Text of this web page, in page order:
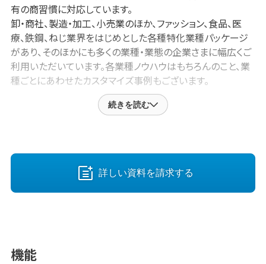
有の商習慣に対応しています。
卸・商社、製造・加⼯、⼩売業のほか、ファッション、⾷品、医
療、鉄鋼、ねじ業界をはじめとした各種特化業種パッケージ
があり、そのほかにも多くの業種・業態の企業さまに幅広くご
利⽤いただいています。各業種ノウハウはもちろんのこと、業
種ごとにあわせたカスタマイズ事例もございます。
生産管理、貿易管理、プロジェクト管理など、業務や業態にあ
また、アイルで開発・提供しているBtoB EC・Web受発注シス
テム「アラジンEC」の標準連携をはじめとして、会計システム、
オンライン請求書、WMS、RFID、BI・分析ツールなど、さまざ
まなシステム連携事例があります。
が多数ございます。
続きを読む
詳しい資料を請求する
機能